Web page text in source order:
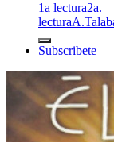
1a lectura2a.
lecturaA.T
Subscribete